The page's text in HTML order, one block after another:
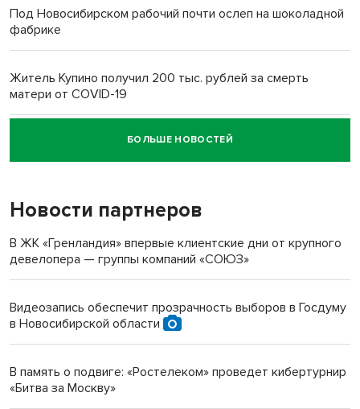
Под Новосибирском рабочий почти ослеп на шоколадной
фабрике
Житель Купино получил 200 тыс. рублей за смерть
матери от COVID-19
Новосибирский суд наказал водителя за смерть
пенсионерки на вокзале
«Мы живём на пастбище!»: в новосибирском селе лошади
терроризируют жителей
Инвалид получил условный срок за избиение врачей
Новосибирский преподаватель с женой вошли в топ-16
Обновлённое отделение ВТБ открылось в Искитиме
БОЛЬШЕ НОВОСТЕЙ
Новости партнеров
В ЖК «Гренландия» впервые клиентские дни от крупного
девелопера — группы компаний «СОЮЗ»
Видеозапись обеспечит прозрачность выборов в Госдуму
в Новосибирской области
В память о подвиге: «Ростелеком» проведет кибертурнир
«Битва за Москву»